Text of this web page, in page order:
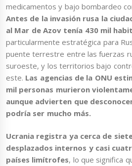
medicamentos y bajo bombardeo
Antes de la invasión rusa la
al Mar de Azov tenía 430 mil
particularmente estratégica para
puente terrestre entre las fuerzas
suroeste, y los territorios bajo
este. Las agencias de la ONU
mil personas murieron
aunque advierten que
podría ser mucho más.
Ucrania registra ya cerca de
desplazados internos y casi
países limítrofes, lo que significa